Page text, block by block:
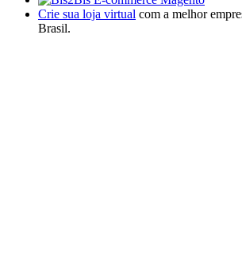
Crie sua loja virtual com a melhor
Brasil.